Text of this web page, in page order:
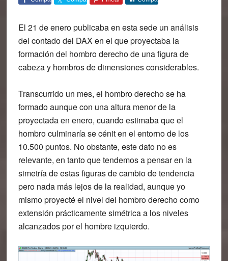
El 21 de enero publicaba en esta sede un análisis
del contado del DAX en el que proyectaba la
formación del hombro derecho de una figura de
cabeza y hombros de dimensiones considerables.
Transcurrido un mes, el hombro derecho se ha
formado aunque con una altura menor de la
proyectada en enero, cuando estimaba que el
hombro culminaría se cénit en el entorno de los
10.500 puntos. No obstante, este dato no es
relevante, en tanto que tendemos a pensar en la
simetría de estas figuras de cambio de tendencia
pero nada más lejos de la realidad, aunque yo
mismo proyecté el nivel del hombro derecho como
extensión prácticamente simétrica a los niveles
alcanzados por el hombre izquierdo.